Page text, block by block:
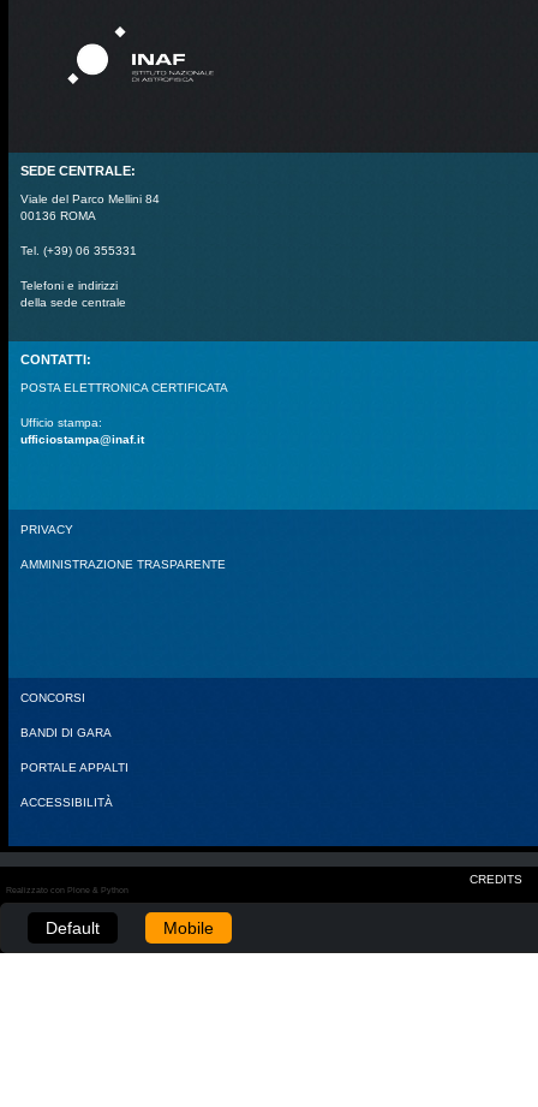
SEDE CENTRALE:
Viale del Parco Mellini 84
00136 ROMA
Tel. (+39) 06 355331
Telefoni e indirizzi
della sede centrale
CONTATTI:
POSTA ELETTRONICA CERTIFICATA
Ufficio stampa:
ufficiostampa@inaf.it
PRIVACY
AMMINISTRAZIONE TRASPARENTE
CONCORSI
BANDI DI GARA
PORTALE APPALTI
ACCESSIBILITÀ
CREDITS
Realizzato con Plone & Python
Default Mobile